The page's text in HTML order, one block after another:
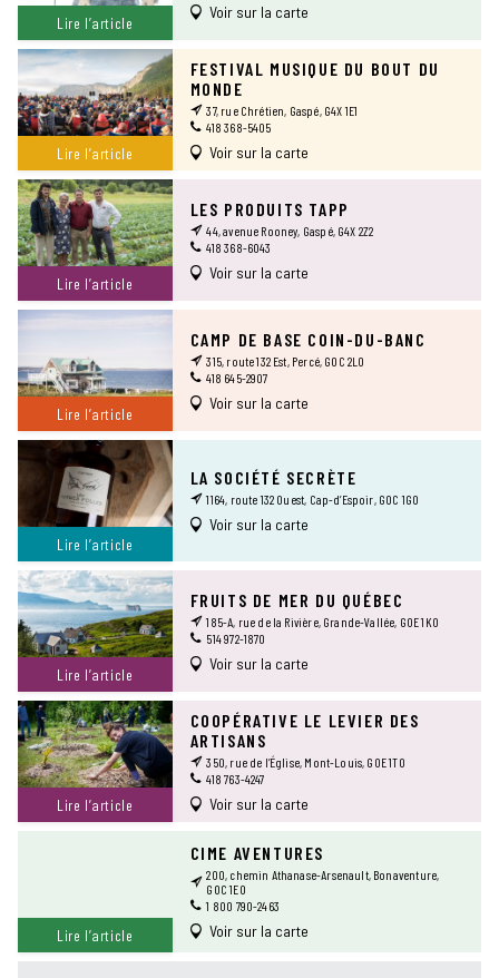
Lire l’article
Voir sur la carte
Lire l’article
FESTIVAL MUSIQUE DU BOUT DU
MONDE
37, rue Chrétien, Gaspé, G4X 1E1
418 368-5405
Voir sur la carte
Lire l’article
LES PRODUITS TAPP
44, avenue Rooney, Gaspé, G4X 2Z2
418 368-6043
Voir sur la carte
Lire l’article
CAMP DE BASE COIN-DU-BANC
315, route 132 Est, Percé, G0C 2L0
418 645-2907
Voir sur la carte
Lire l’article
LA SOCIÉTÉ SECRÈTE
1164, route 132 Ouest, Cap-d’Espoir, G0C 1G0
Voir sur la carte
Lire l’article
FRUITS DE MER DU QUÉBEC
185-A, rue de la Rivière, Grande-Vallée, G0E 1K0
514 972-1870
Voir sur la carte
Lire l’article
COOPÉRATIVE LE LEVIER DES
ARTISANS
350, rue de l’Église, Mont-Louis, G0E 1T0
418 763-4247
Voir sur la carte
Lire l’article
CIME AVENTURES
200, chemin Athanase-Arsenault, Bonaventure,
G0C 1E0
1 800 790-2463
Voir sur la carte